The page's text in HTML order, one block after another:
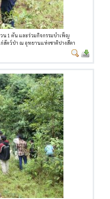
น 1 ตัน และร่วมกิจกรรมบำเพ็ญ
สัตว์ป่า ณ อุทยานแห่งชาติปางสีดา